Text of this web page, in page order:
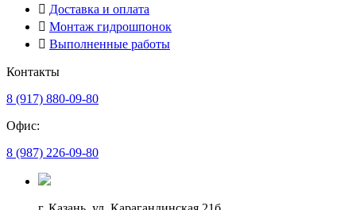
Доставка и оплата
Монтаж гидрошпонок
Выполненные работы
Контакты
8 (917) 880-09-80
Офис:
8 (987) 226-09-80